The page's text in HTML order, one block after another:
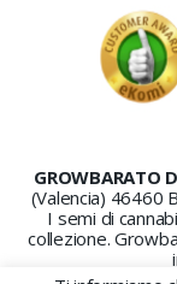
GROWBARATO
(Valencia) 46460
I semi di
collezione.